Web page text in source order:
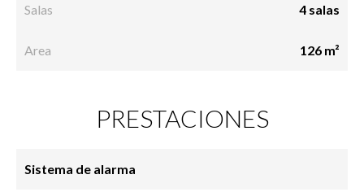
Salas 4 salas
Area 126 m²
PRESTACIONES
Sistema de alarma